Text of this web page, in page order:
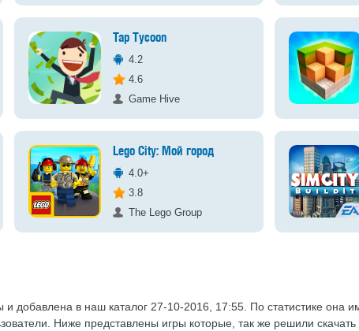
Tap Tycoon
4.2
4.6
Game Hive
Lego City: Мой город
4.0+
3.8
The Lego Group
добавлена в наш каталог 27-10-2016, 17:55. По статистике она
Ниже представлены игры которые, так же решили